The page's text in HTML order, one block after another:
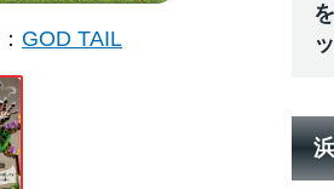
GOD TAIL